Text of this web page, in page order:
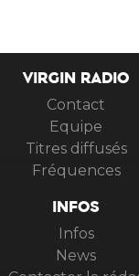
VIRGIN RADIO
Contact
Equipe
Titres diffusés
Fréquences
INFOS
Infos
News